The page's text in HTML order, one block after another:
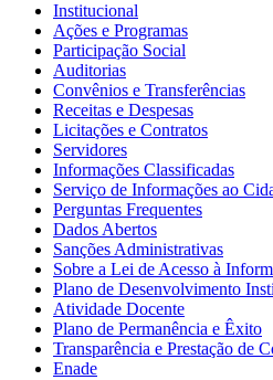
Institucional
Ações e Programas
Participação Social
Auditorias
Convênios e Transferências
Receitas e Despesas
Licitações e Contratos
Servidores
Informações Classificadas
Serviço de Informações ao
Perguntas Frequentes
Dados Abertos
Sanções Administrativas
Sobre a Lei de Acesso à
Plano de Desenvolvimento
Atividade Docente
Plano de Permanência e Êxito
Transparência e Prestação de
Enade